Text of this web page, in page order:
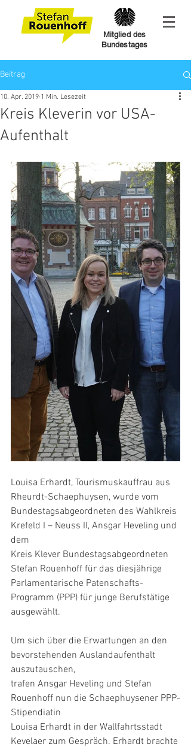
Mitglied des
Bundestages
Beitrag
Kreis Kleverin vor USA-
Aufenthalt
10. Apr. 2019 1 Min. Lesezeit
Louisa Erhardt, Tourismuskauffrau aus
Rheurdt-Schaephuysen, wurde vom
Bundestagsabgeordneten des Wahlkreis
Krefeld I – Neuss II, Ansgar Heveling und
dem
Kreis Klever Bundestagsabgeordneten
Stefan Rouenhoff für das diesjährige
Parlamentarische Patenschafts-
Programm (PPP) für junge Berufstätige
ausgewählt.
Um sich über die Erwartungen an den
bevorstehenden Auslandaufenthalt
auszutauschen,
trafen Ansgar Heveling und Stefan
Rouenhoff nun die Schaephuysener PPP-
Stipendiatin
Louisa Erhardt in der Wallfahrtsstadt
Kevelaer zum Gespräch. Erhardt brachte